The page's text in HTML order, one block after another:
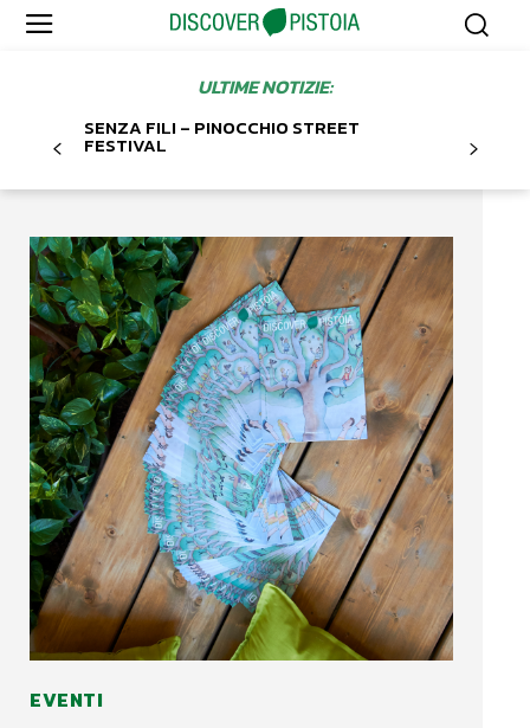
ULTIME NOTIZIE:
SENZA FILI – PINOCCHIO STREET
FESTIVAL
EVENTI